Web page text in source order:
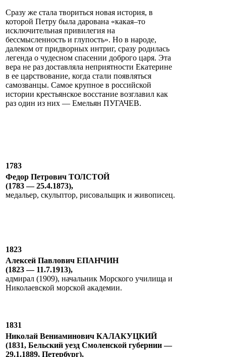
Сразу же стала твориться новая история, в
которой Петру была дарована «какая–то
исключительная привилегия на
бессмысленность и глупость». Но в народе,
далеком от придворных интриг, сразу родилась
легенда о чудесном спасении доброго царя. Эта
вера не раз доставляла неприятности Екатерине
в ее царствование, когда стали появляться
самозванцы. Самое крупное в российской
истории крестьянское восстание возглавил как
раз один из них — Емельян ПУГАЧЕВ.
1783
Федор Петрович ТОЛСТОЙ
(1783 — 25.4.1873),
медальер, скульптор, рисовальщик и живописец.
1823
Алексей Павлович ЕПАНЧИН
(1823 — 11.7.1913),
адмирал (1909), начальник Морского училища и
Николаевской морской академии.
1831
Николай Вениаминович КАЛАКУЦКИЙ
(1831, Бельский уезд Смоленской губернии —
29.1.1889, Петербург),